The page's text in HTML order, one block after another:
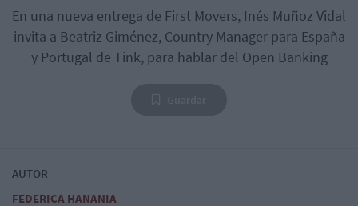
En una nueva entrega de First Movers, Inés Muñoz Vidal
invita a Beatriz Giménez, Country Manager para España
y Portugal de Tink, para hablar del Open Banking
AUTOR
FEDERICA HANANIA